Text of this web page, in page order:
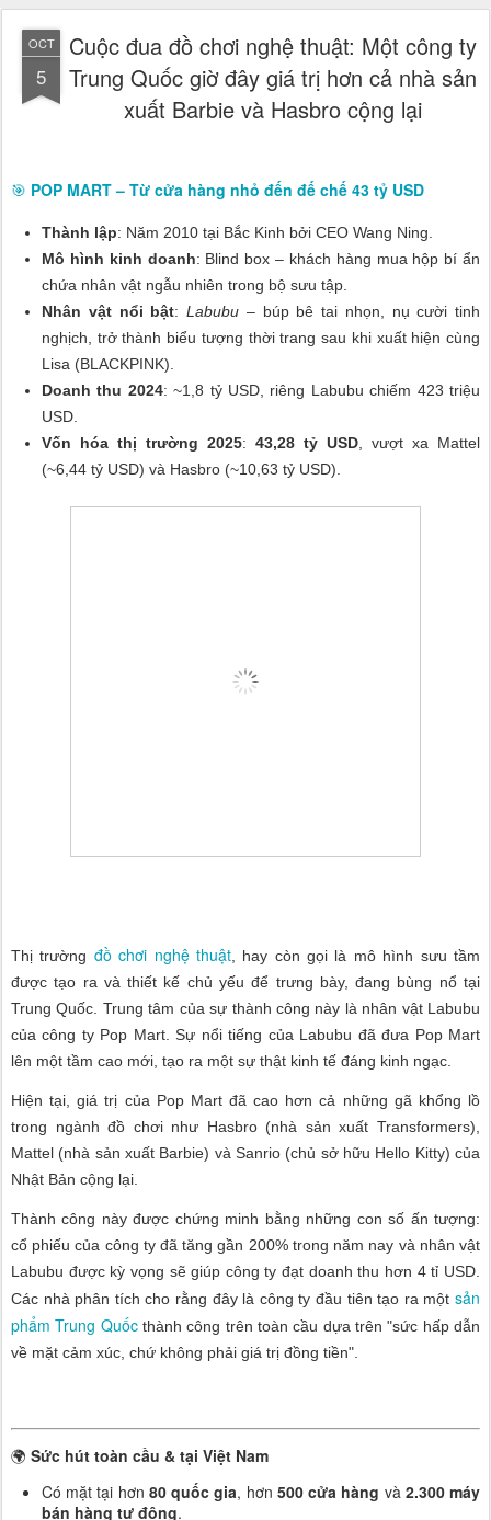
OCT
5
Cuộc đua đồ chơi nghệ thuật: Một công ty
Trung Quốc giờ đây giá trị hơn cả nhà sản
xuất Barbie và Hasbro cộng lại
🎯 POP MART – Từ cửa hàng nhỏ đến đế chế 43 tỷ USD
Thành lập: Năm 2010 tại Bắc Kinh bởi CEO Wang Ning.
Mô hình kinh doanh: Blind box – khách hàng mua hộp bí ẩn
chứa nhân vật ngẫu nhiên trong bộ sưu tập.
Nhân vật nổi bật: Labubu – búp bê tai nhọn, nụ cười tinh
nghịch, trở thành biểu tượng thời trang sau khi xuất hiện cùng
Lisa (BLACKPINK).
Doanh thu 2024: ~1,8 tỷ USD, riêng Labubu chiếm 423 triệu
USD.
Vốn hóa thị trường 2025: 43,28 tỷ USD , vượt xa Mattel
(~6,44 tỷ USD) và Hasbro (~10,63 tỷ USD).
Thị trường đồ chơi nghệ thuật, hay còn gọi là mô hình sưu tầm
được tạo ra và thiết kế chủ yếu để trưng bày, đang bùng nổ tại
Trung Quốc. Trung tâm của sự thành công này là nhân vật Labubu
của công ty Pop Mart. Sự nổi tiếng của Labubu đã đưa Pop Mart
lên một tầm cao mới, tạo ra một sự thật kinh tế đáng kinh ngạc.
Hiện tại, giá trị của Pop Mart đã cao hơn cả những gã khổng lồ
trong ngành đồ chơi như Hasbro (nhà sản xuất Transformers),
Mattel (nhà sản xuất Barbie) và Sanrio (chủ sở hữu Hello Kitty) của
Nhật Bản cộng lại.
Thành công này được chứng minh bằng những con số ấn tượng:
cổ phiếu của công ty đã tăng gần 200% trong năm nay và nhân vật
Labubu được kỳ vọng sẽ giúp công ty đạt doanh thu hơn 4 tỉ USD.
Các nhà phân tích cho rằng đây là công ty đầu tiên tạo ra một sản
phẩm Trung Quốcthành công trên toàn cầu dựa trên "sức hấp dẫn
về mặt cảm xúc, chứ không phải giá trị đồng tiền".
🌍 Sức hút toàn cầu & tại Việt Nam
Có mặt tại hơn 80 quốc gia, hơn 500 cửa hàng và 2.300 máy
bán hàng tự động.